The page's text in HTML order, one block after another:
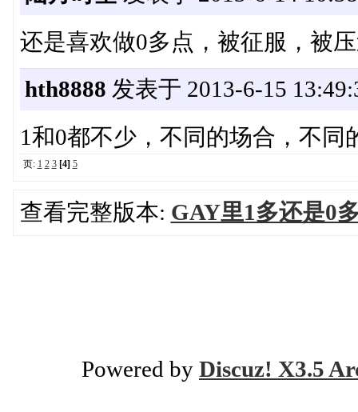
还是喜欢做0多点，被征服，被
hth8888 发表于 2013-6-15
1和0都不少，不同的场合，不同
页: 1 2 3 [4] 5
查看完整版本: GAY里1多还是0
Powered by Discuz! X3.5